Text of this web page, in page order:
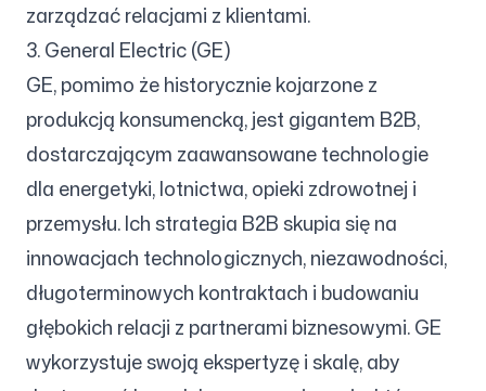
zarządzać relacjami z klientami.
3. General Electric (GE)
GE, pomimo że historycznie kojarzone z
produkcją konsumencką, jest gigantem B2B,
dostarczającym zaawansowane technologie
dla energetyki, lotnictwa, opieki zdrowotnej i
przemysłu. Ich strategia B2B skupia się na
innowacjach technologicznych, niezawodności,
długoterminowych kontraktach i budowaniu
głębokich relacji z partnerami biznesowymi. GE
wykorzystuje swoją ekspertyzę i skalę, aby